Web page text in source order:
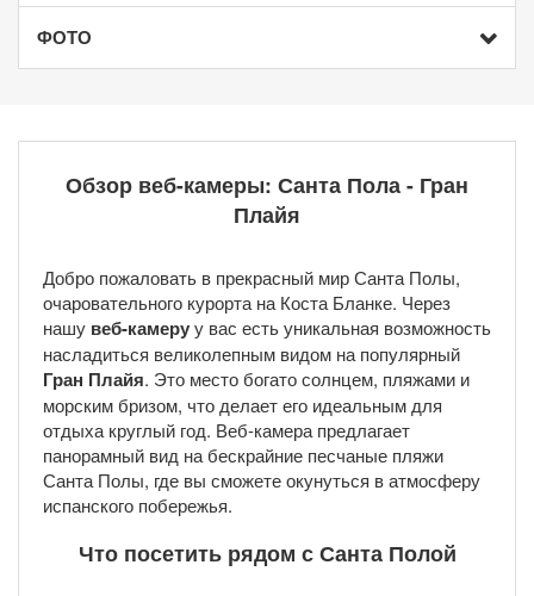
ФОТО
Обзор веб-камеры: Санта Пола - Гран
Плайя
Добро пожаловать в прекрасный мир Санта Полы,
очаровательного курорта на Коста Бланке. Через
нашу веб-камеруу вас есть уникальная возможность
насладиться великолепным видом на популярный
Гран Плайя. Это место богато солнцем, пляжами и
морским бризом, что делает его идеальным для
отдыха круглый год. Веб-камера предлагает
панорамный вид на бескрайние песчаные пляжи
Санта Полы, где вы сможете окунуться в атмосферу
испанского побережья.
Что посетить рядом с Санта Полой